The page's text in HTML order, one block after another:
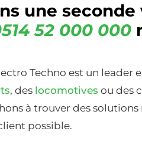
une
52 000 000
Techno est un
, des locomotives ou des
à trouver des
possible.